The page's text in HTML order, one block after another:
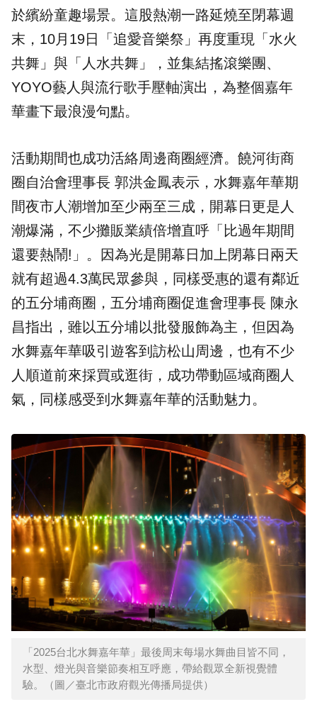
於繽紛童趣場景。這股熱潮一路延燒至閉幕週
末，10月19日「追愛音樂祭」再度重現「水火
共舞」與「人水共舞」，並集結搖滾樂團、
YOYO藝人與流行歌手壓軸演出，為整個嘉年
華畫下最浪漫句點。
活動期間也成功活絡周邊商圈經濟。饒河街商
圈自治會理事長 郭洪金鳳表示，水舞嘉年華期
間夜市人潮增加至少兩至三成，開幕日更是人
潮爆滿，不少攤販業績倍增直呼「比過年期間
還要熱鬧!」。因為光是開幕日加上閉幕日兩天
就有超過4.3萬民眾參與，同樣受惠的還有鄰近
的五分埔商圈，五分埔商圈促進會理事長 陳永
昌指出，雖以五分埔以批發服飾為主，但因為
水舞嘉年華吸引遊客到訪松山周邊，也有不少
人順道前來採買或逛街，成功帶動區域商圈人
氣，同樣感受到水舞嘉年華的活動魅力。
「2025台北水舞嘉年華」最後周末每場水舞曲目皆不同，
水型、燈光與音樂節奏相互呼應，帶給觀眾全新視覺體
驗。（圖／臺北市政府觀光傳播局提供）